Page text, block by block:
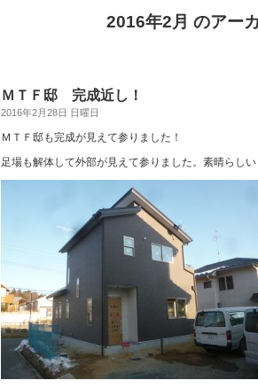
2016年2月 のアー
ＭＴＦ邸 完成近し！
2016年2月28日 日曜日
ＭＴＦ邸も完成が見えて参りました！
足場も解体して外部が見えて参りました。素晴らしい